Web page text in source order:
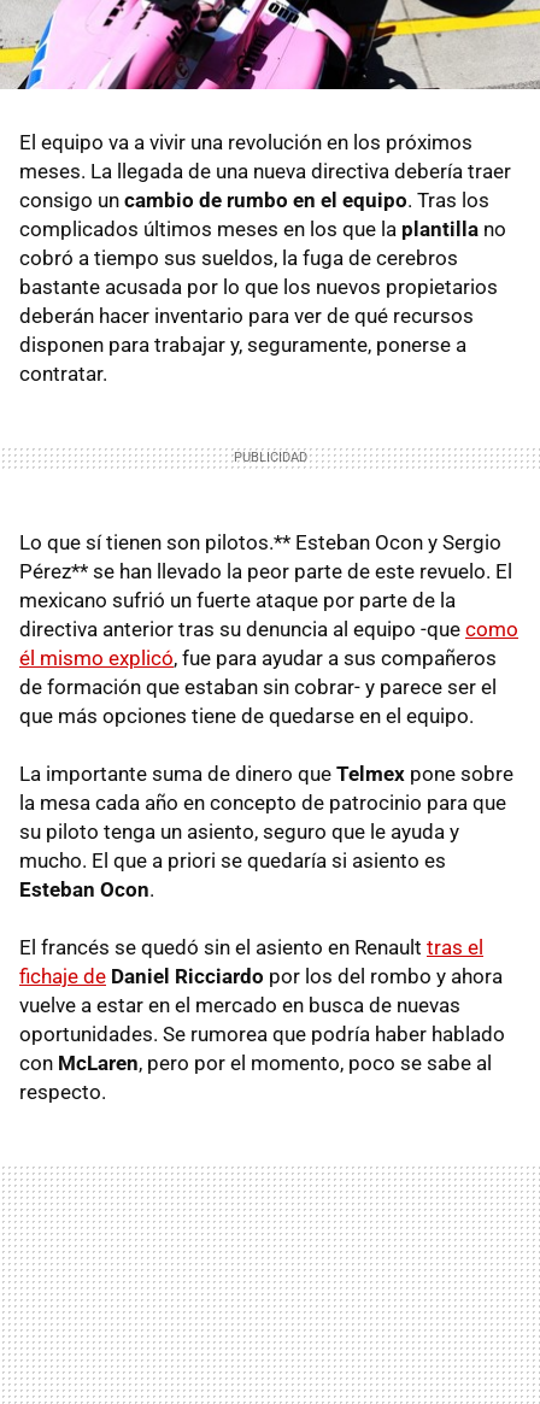
El equipo va a vivir una revolución en los próximos
meses. La llegada de una nueva directiva debería traer
consigo un cambio de rumbo en el equipo. Tras los
complicados últimos meses en los que la plantilla no
cobró a tiempo sus sueldos, la fuga de cerebros
bastante acusada por lo que los nuevos propietarios
deberán hacer inventario para ver de qué recursos
disponen para trabajar y, seguramente, ponerse a
contratar.
Lo que sí tienen son pilotos.** Esteban Ocon y Sergio
Pérez** se han llevado la peor parte de este revuelo. El
mexicano sufrió un fuerte ataque por parte de la
directiva anterior tras su denuncia al equipo -que como
él mismo explicó, fue para ayudar a sus compañeros
de formación que estaban sin cobrar- y parece ser el
que más opciones tiene de quedarse en el equipo.
La importante suma de dinero que Telmex pone sobre
la mesa cada año en concepto de patrocinio para que
su piloto tenga un asiento, seguro que le ayuda y
mucho. El que a priori se quedaría si asiento es
Esteban Ocon.
El francés se quedó sin el asiento en Renault tras el
fichaje de Daniel Ricciardo por los del rombo y ahora
vuelve a estar en el mercado en busca de nuevas
oportunidades. Se rumorea que podría haber hablado
con McLaren, pero por el momento, poco se sabe al
respecto.